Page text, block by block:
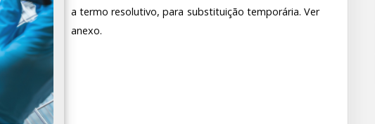
a termo resolutivo, para substituição temporária. Ver
anexo.